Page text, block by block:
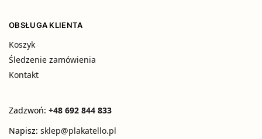
OBSŁUGA KLIENTA
Koszyk
Śledzenie zamówienia
Kontakt
Zadzwoń: +48 692 844 833
Napisz: sklep@plakatello.pl